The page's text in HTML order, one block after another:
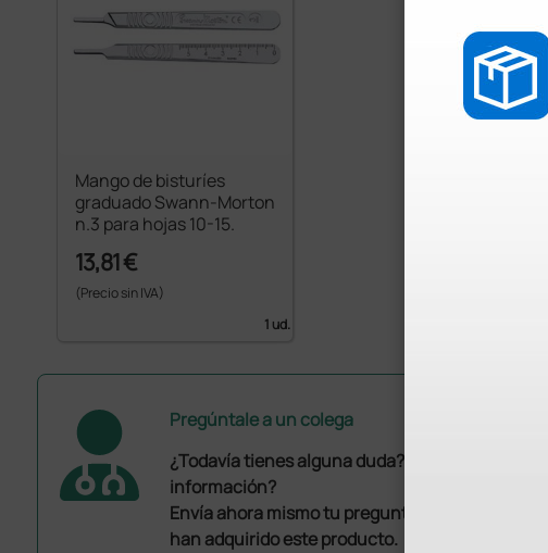
Mango de bisturíes
graduado Swann-Morton
n.3 para hojas 10-15.
13,81 €
(Precio sin IVA)
1 ud.
Pregúntale a un colega
¿Todavía tienes alguna duda? ¿Necesitas más
información?
Envía ahora mismo tu pregunta a los colegas que
han adquirido este producto.